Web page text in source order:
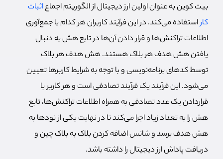
بیت کوین به عنوان اولین ارز دیجیتال از الگوریتم اجماعاثبات
کاراستفاده می‌کند. در این فرآیند کاربران هر کدام با جمع‌آوری
اطلاعات تراکنش‌ها و قرار دادن آن‌ها در تابع هش به دنبال
یافتن هش هدف هر بلاک هستند. هش هدف هر بلاک
توسط کدهای برنامه‌نویسی و با توجه به شرایط کاربرها تعیین
می‌شود. این فرآیند یک فرآیند تصادفی است و هر کاربر با
قراردادن یک عدد تصادفی به همراه اطلاعات تراکنش‌ها، تابع
هش را به تعداد زیاد اجرا می‌کند تا در نهایت یکی از نودها به
هش هدف برسد و شانس اضافه کردن بلاک به بلاک چین و
دریافت پاداش ارز دیجیتال را داشته باشد.